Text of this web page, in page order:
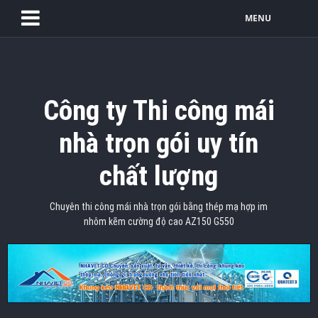
MENU
Công ty Thi công mái
nhà trọn gói uy tín
chất lượng
Chuyên thi công mái nhà trọn gói bằng thép mạ hợp im
nhôm kẽm cường độ cao AZ150 G550